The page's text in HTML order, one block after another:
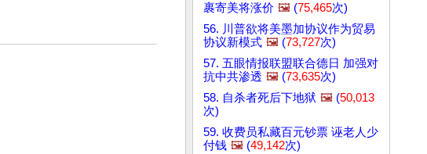
裹寄美将涨价 🖼️ (75,465次)
56. 川普欲将美墨加协议作为贸易
协议新模式 🖼️ (73,727次)
57. 五眼情报联盟联合德日 加强对
抗中共渗透 🖼️ (73,635次)
58. 自杀者死后下地狱 🖼️ (50,013
次)
59. 收费员私藏百元钞票 诬老人少
付钱 🖼️ (49,142次)